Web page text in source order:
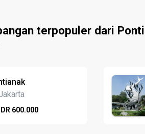
terpopuler dari
600.000